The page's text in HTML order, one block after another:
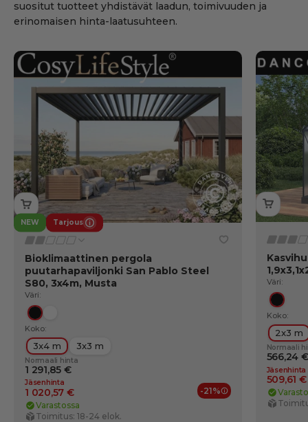
suositut tuotteet yhdistävät laadun, toimivuuden ja
erinomaisen hinta-laatusuhteen.
NEW Tarjous Jäsentarjous
Bioklimaattinen pergola
puutarhapaviljonki San Pablo Steel
S80, 3x4m, Musta
Väri:
Musta
Koko:
3x4 m 3x3 m
Normaali hinta
1 291,85 €
Jäsenhinta
1 020,57 € -21%
Jäsenedut
Varastossa
Toimitus: 18-24 elok.
Väri:
Musta
Koko:
2x3 m
Normaali
566,24 €
Jäsenhinta
509,61 €